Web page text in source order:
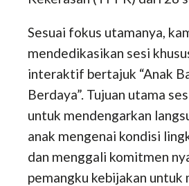
Sesuai fokus utamanya,
mendedikasikan sesi
interaktif bertajuk “Anak
Berdaya”. Tujuan utama
untuk mendengarkan
anak mengenai kondisi
dan menggali komitmen
pemangku kebijakan untuk